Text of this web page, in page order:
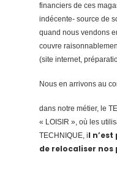
financiers de ces
indécente- source de
quand nous vendons
couvre
(site internet,
Nous en arrivons au
dans notre métier, le
« LOISIR », où les
TECHNIQUE, il
de relocaliser nos